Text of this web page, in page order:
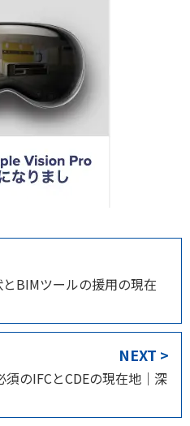
BIMツールの援用の現在
NEXT >
のIFCとCDEの現在地｜深